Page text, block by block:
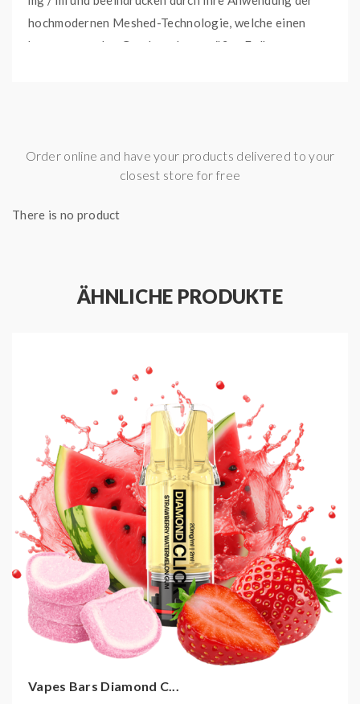
hochmodernen Meshed-Technologie, welche einen
herausragenden Geschmack von süßer Erdbeere,
HIGHLIGHTS
Geschmack: Erdbeere, Wassermelone und Kokos
Enthält Nikotinsalz
Vertikaler 1,2 Ohm Meshed Coil
Order online and have your products delivered to your
closest store for free
There is no product
ÄHNLICHE PRODUKTE
Vapes Bars Diamond C...